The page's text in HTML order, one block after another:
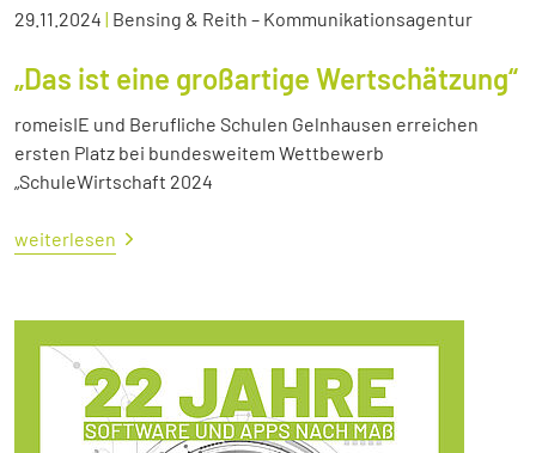
29.11.2024 | Bensing & Reith – Kommunikationsagentur
„Das ist eine großartige Wertschätzung“
romeisIE und Berufliche Schulen Gelnhausen erreichen
ersten Platz bei bundesweitem Wettbewerb
„SchuleWirtschaft 2024
weiterlesen